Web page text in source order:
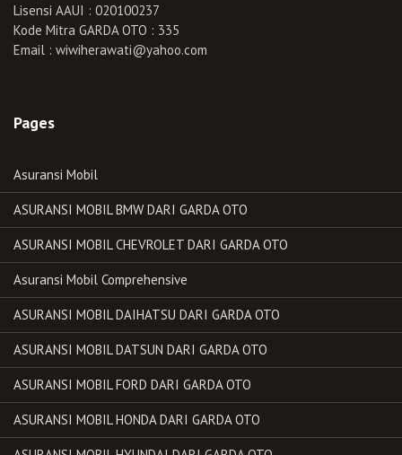
Lisensi AAUI : 020100237
Kode Mitra GARDA OTO : 335
Email : wiwiherawati@yahoo.com
Pages
Asuransi Mobil
ASURANSI MOBIL BMW DARI GARDA OTO
ASURANSI MOBIL CHEVROLET DARI GARDA OTO
Asuransi Mobil Comprehensive
ASURANSI MOBIL DAIHATSU DARI GARDA OTO
ASURANSI MOBIL DATSUN DARI GARDA OTO
ASURANSI MOBIL FORD DARI GARDA OTO
ASURANSI MOBIL HONDA DARI GARDA OTO